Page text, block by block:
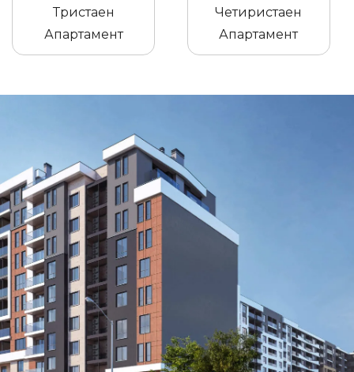
Тристаен
Апартамент
Четиристаен
Апартамент